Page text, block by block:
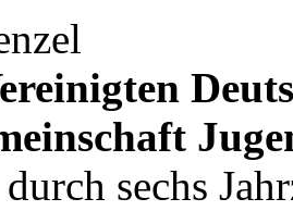
sechs